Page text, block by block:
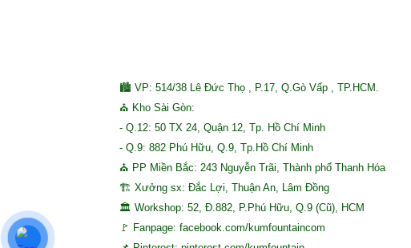
🏙 VP: 514/38 Lê Đức Thọ , P.17, Q.Gò Vấp , TP.HCM.
⛪ Kho Sài Gòn:
- Q.12: 50 TX 24, Quận 12, Tp. Hồ Chí Minh
- Q.9: 882 Phú Hữu, Q.9, Tp.Hồ Chí Minh
⛪ PP Miền Bắc: 243 Nguyễn Trãi, Thành phố Thanh Hóa
🏗 Xưởng sx: Đắc Lợi, Thuận An, Lâm Đồng
🏛 Workshop: 52, Đ.882, P.Phú Hữu, Q.9 (Cũ), HCM
🚩 Fanpage: facebook.com/kumfountaincom